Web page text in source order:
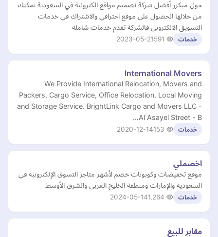
جول ميكرز أفضل شركة تصميم مواقع الكترونية في السعودية يمكنك
من خلالها الحصول على موقع احترافي والاشتراك في خدمات
التسويق الالكتروني فالشركة تقدم خدمات شاملة
خدمات 2023-05-21
International Movers
We Provide International Relocation, Movers and
Packers, Cargo Service, Office Relocation, Local Moving
and Storage Service. BrightLink Cargo and Movers LLC -
Al Asayel Street - B…
خدمات 2020-12-14
اخصملي
موقع تخفيضات وكوبونات خصم لأشهر متاجر التسوق الإلكترونية في
السعودية والإمارات ومنطقة الخليج العربي والشرق الأوسط
خدمات 2024-05-14
مقابر للبيع